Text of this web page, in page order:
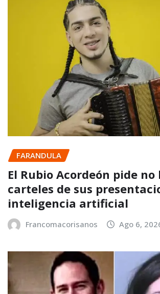
FARANDULA
El Rubio Acordeón pide no
carteles de sus
inteligencia artificial
Francomacorisanos Ago 6,